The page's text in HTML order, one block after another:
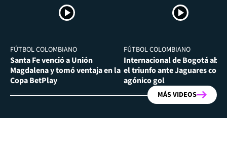
FÚTBOL COLOMBIANO
Santa Fe venció a Unión
Magdalena y tomó ventaja en la
Copa BetPlay
FÚTBOL COLOMBIANO
Internacional de Bogotá
el triunfo ante Jaguares con
agónico gol
MÁS VIDEOS